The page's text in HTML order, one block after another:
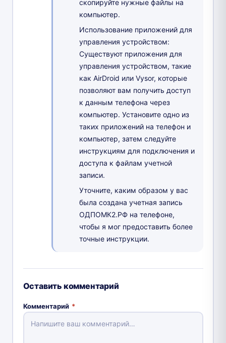
скопируйте нужные файлы на
компьютер.
Использование приложений для
управления устройством:
Существуют приложения для
управления устройством, такие
как AirDroid или Vysor, которые
позволяют вам получить доступ
к данным телефона через
компьютер. Установите одно из
таких приложений на телефон и
компьютер, затем следуйте
инструкциям для подключения и
доступа к файлам учетной
записи.
Уточните, каким образом у вас
была создана учетная запись
ОДПОМК2.РФ на телефоне,
чтобы я мог предоставить более
точные инструкции.
Оставить комментарий
Комментарий *